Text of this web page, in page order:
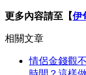
更多內容請至【伊
相關文章
情侶金錢觀